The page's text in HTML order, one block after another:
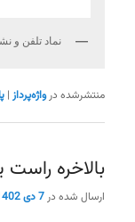
نماد تلفن و
منتشرشده در واژه‌پرداز |
بالاخره
ارسال شده در7 دی 1402